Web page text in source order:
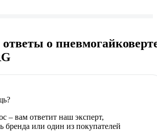
о
– вам ответит наш эксперт,
бренда или один из покупателей